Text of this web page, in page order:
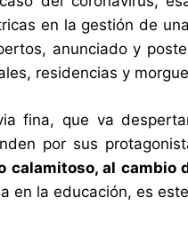
en la gestión de
anunciado y
residencias y
fina, que va
por sus
calamitoso, al cambio
en la educación, es